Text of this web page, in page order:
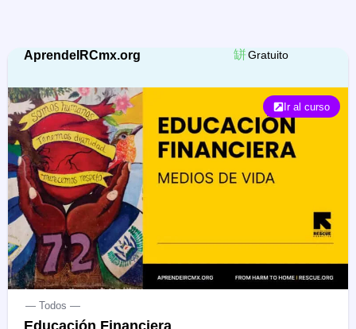
AprendeIRCmx.org Gratuito
Ir al curso
— Todos —